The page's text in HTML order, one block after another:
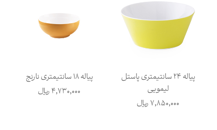
پیاله 24 سانتیمتری پاستل
لیمویی
7,850,000ریال
پیاله 18 سانتیمتری نارنج
4,730,000ریال